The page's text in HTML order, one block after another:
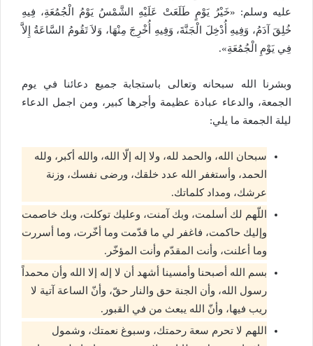
عليه وسلم: «خَيْرُ يَوْمٍ طَلَعَتْ عَلَيْهِ الشَّمْسُ يَوْمُ الْجُمُعَةِ، فِيهِ
خُلِقَ آدَمُ، وَفِيهِ أُدْخِلَ الْجَنَّةَ، وَفِيهِ أُخْرِجَ مِنْهَا، وَلاَ تَقُومُ السَّاعَةُ إِلاَّ
فِي يَوْمِ الْجُمُعَةِ».
وبشرنا الله سبحانه وتعالى باستجابة جميع دعائنا في يوم
الجمعة، والدعاء عبادة عظيمة وأجرها كبير، ومن اجمل الدعاء
ليلة الجمعة ما يلي:
سبحان الله، والحمد لله، ولا إله إلّا الله، والله أكبر، ولله
الحمد، وأستغفر الله عدد خلقك، ورضى نفسك، وزنة
عرشك، ومداد كلماتك.
اللّهم لك أسلمت، وبك آمنت، وعليك توكلت، وبك خاصمت
وإليك حاكمت، فاغفر لي ما قدّمت وما أخّرت، وما أسررت
وما أعلنت، وأنت المقدّم وأنت المؤخّر.
بسم الله أصبحنا وأمسينا أشهد أن لا إله إلا الله وأن محمداً
رسول الله، وأن الجنة حق والنار حقّ، وأنّ الساعة آتية لا
ريب فيها، وأنّ الله يبعث من في القبور.
اللهم لا تحرم سعة رحمتك، وسبوغ نعمتك، وشمول